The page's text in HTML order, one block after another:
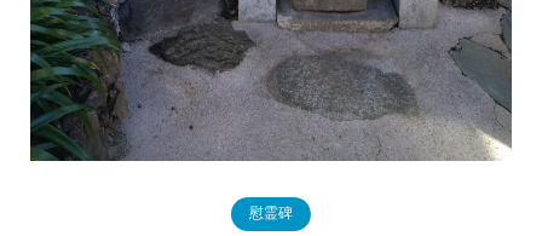
慰霊碑